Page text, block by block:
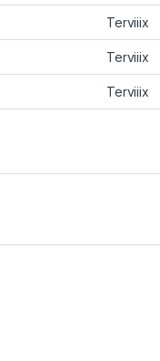
Terviiix
Terviiix
Terviiix